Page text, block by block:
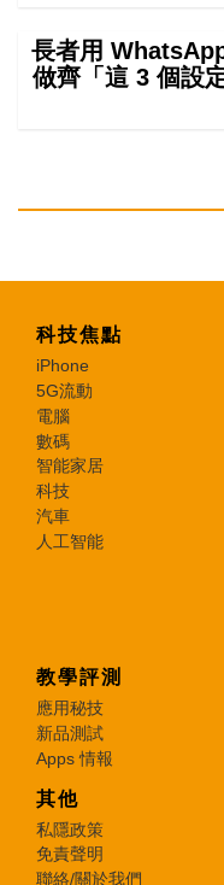
長者用
做齊「這 3 個設
科技焦點
iPhone
5G流動
電腦
數碼
智能家居
科技
汽車
人工智能
教學評測
應用秘技
新品測試
Apps 情報
其他
私隱政策
免責聲明
聯絡/關於我們